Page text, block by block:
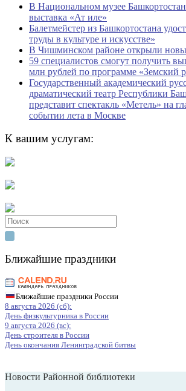
В Национальном музее
выставка «Ат иле»
Балетмейстер из Башкортостана
труды в культуре и искусстве»
В Чишминском районе открыли
59 специалистов смогут получить
млн рублей по программе «Земский
Государственный академический
драматический театр Республики
представит спектакль «Метель» на
событии лета в Москве
К вашим услугам:
Search
for:
Ближайшие праздники
Ближайшие праздники России
8 августа 2026 (сб):
День физкультурника в России
9 августа 2026 (вс):
День строителя в России
День окончания Ленинградской битвы
Новости Районной библиотеки